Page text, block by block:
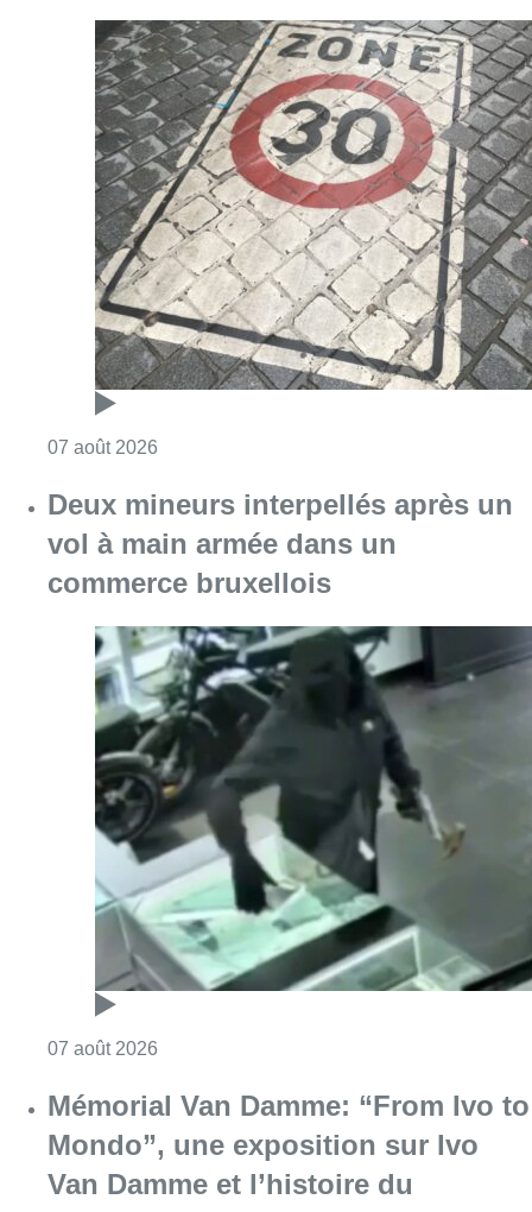
07 août 2026
Deux mineurs interpellés après un
vol à main armée dans un
commerce bruxellois
07 août 2026
Mémorial Van Damme: “From Ivo to
Mondo”, une exposition sur Ivo
Van Damme et l’histoire du